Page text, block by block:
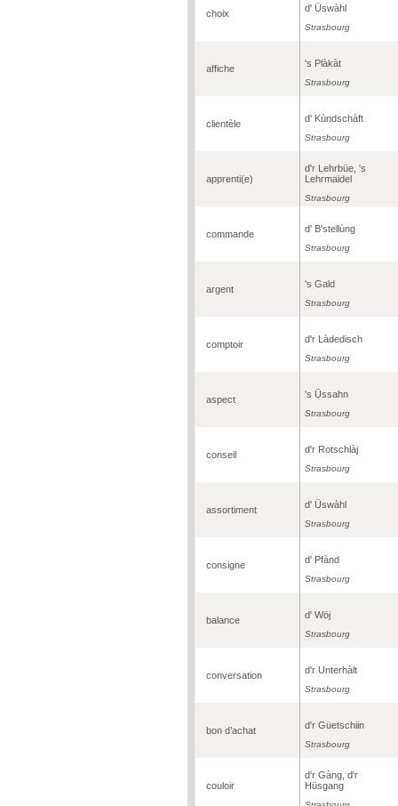
choix d' Üswàhl
Strasbourg
affiche 's Plàkàt
Strasbourg
clientèle d' Kùndschàft
Strasbourg
apprenti(e)
d'r Lehrbüe, 's
Lehrmaidel
Strasbourg
commande d' B'stellùng
Strasbourg
argent 's Gald
Strasbourg
comptoir d'r Làdedisch
Strasbourg
aspect 's Üssahn
Strasbourg
conseil d'r Rotschlàj
Strasbourg
assortiment d' Üswàhl
Strasbourg
consigne d' Pfànd
Strasbourg
balance d' Wöj
Strasbourg
conversation d'r Unterhàlt
Strasbourg
bon d’achat d'r Güetschiin
Strasbourg
couloir
d'r Gàng, d'r
Hüsgang